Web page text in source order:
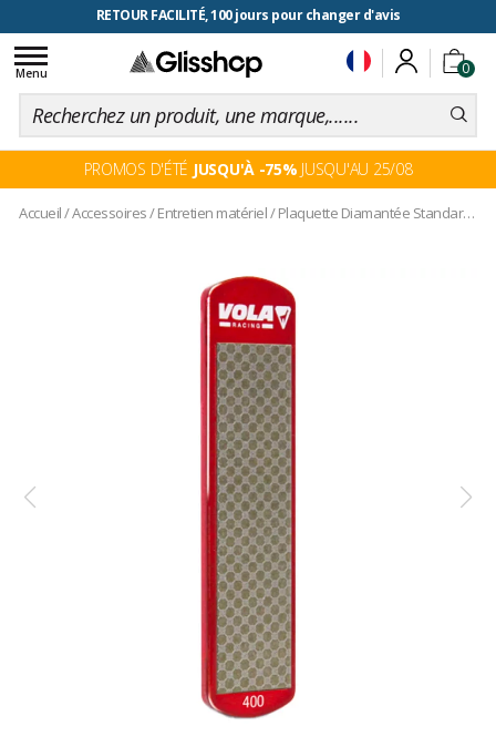
RETOUR FACILITÉ, 100 jours pour changer d'avis
0
Toggle
navigation
Menu
PROMOS D'ÉTÉ JUSQU'À -75% JUSQU'AU 25/08
Accueil/Accessoires/Entretien matériel/Plaquette Diamantée Standard 400